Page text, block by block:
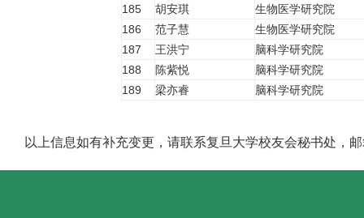
185
胡安琪
生物医学研究院
186
范子慧
生物医学研究院
187
王洪宁
脑科学研究院
188
陈紫悦
脑科学研究院
189
梁亦睿 脑科学研究院
以上信息如有补充变更，请联系复旦大学校友会秘书处，